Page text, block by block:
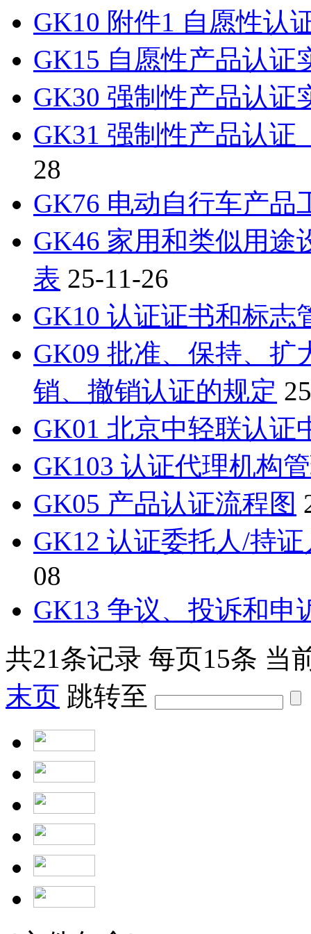
GK10 附件1 自愿性认
GK15 自愿性产品认证
GK30 强制性产品认证
GK31 强制性产品认证
28
GK76 电动自行车产品
GK46 家用和类似用途
表 25-11-26
GK10 认证证书和标志
GK09 批准、保持、扩
销、撤销认证的规定
GK01 北京中轻联认证
GK103 认证代理机构
GK05 产品认证流程图
GK12 认证委托人/持
08
GK13 争议、投诉和申
共21条记录 每页15条 当
末页 跳转至